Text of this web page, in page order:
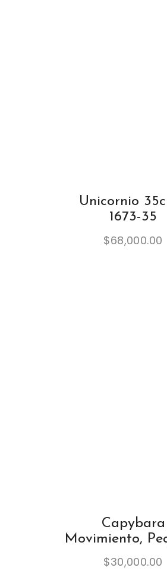
Unicornio
1673-35
$68,000.00
Capybara
Movimiento,
$30,000.00